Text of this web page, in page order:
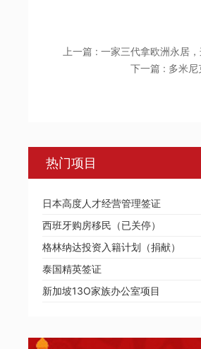
上一篇 : 一家三代拿欧洲永居
下一篇 : 多米
热门项目
日本高度人才经营管理签证
西班牙购房移民（已关停）
格林纳达投资入籍计划（捐献）
泰国精英签证
新加坡13O家族办公室项目